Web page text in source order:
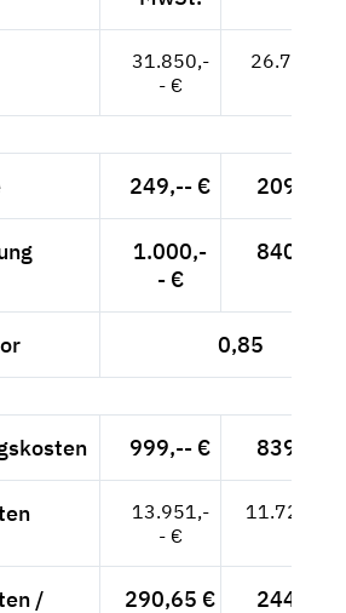
31.850,-
- €
26.765,--
249,-- € 209,24 €
1.000,-
- €
840,34 €
0,85
999,-- € 839,50 €
13.951,-
- €
11.723,53
/
290,65 € 244,24 €